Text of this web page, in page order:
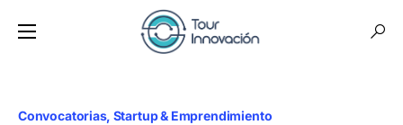
Convocatorias Startup & Emprendimiento